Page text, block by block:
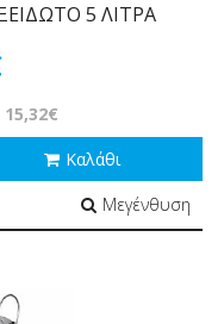
5 ΛΙΤΡΑ
Καλάθι
Μεγένθυση